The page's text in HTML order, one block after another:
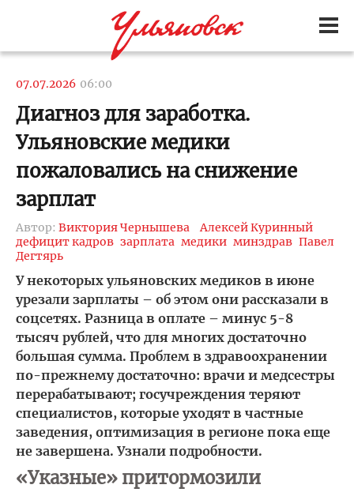
07.07.2026 06:00
Диагноз для заработка.
Ульяновские медики
пожаловались на снижение
зарплат
Автор: Виктория Чернышева
Алексей Куринный
дефицит кадров зарплата медики минздрав Павел
Дегтярь
У некоторых ульяновских медиков в июне
урезали зарплаты – об этом они рассказали в
соцсетях. Разница в оплате – минус 5-8
тысяч рублей, что для многих достаточно
большая сумма. Проблем в здравоохранении
по-прежнему достаточно: врачи и медсестры
перерабатывают; госучреждения теряют
специалистов, которые уходят в частные
заведения, оптимизация в регионе пока еще
не завершена. Узнали подробности.
«Указные» притормозили